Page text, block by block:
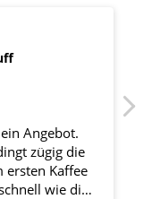
Angebot.
zügig die
ersten Kaffee
wie die